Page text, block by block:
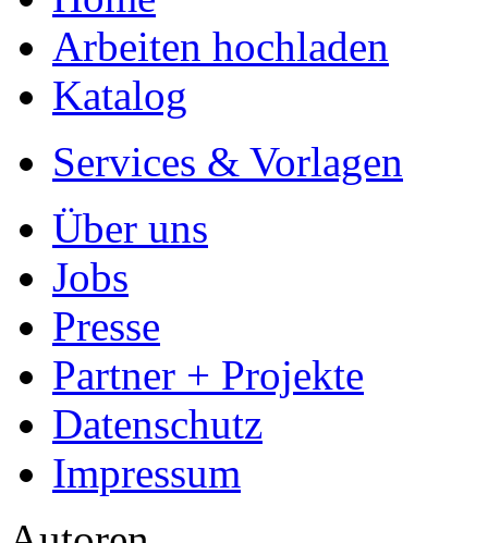
Arbeiten hochladen
Katalog
Services & Vorlagen
Über uns
Jobs
Presse
Partner + Projekte
Datenschutz
Impressum